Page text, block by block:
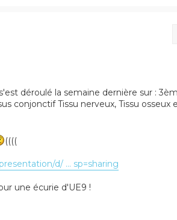
déroulé la semaine dernière sur :
conjonctif Tissu nerveux, Tissu osseux
((((
d/ ... sp=sharing
une écurie d'UE9 !